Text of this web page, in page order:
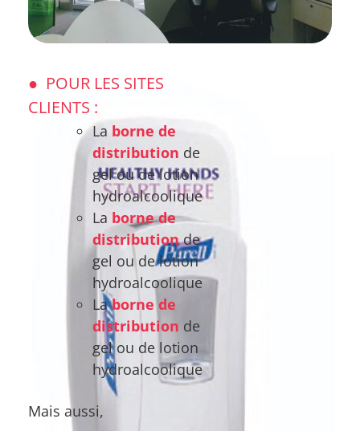
● POUR LES SITES
CLIENTS :
La borne de
distribution de
gel ou de lotion
hydroalcoolique
La borne de
distributionde
gel ou de lotion
hydroalcoolique
Laborne de
distribution de
gel ou de lotion
hydroalcoolique
Mais aussi,